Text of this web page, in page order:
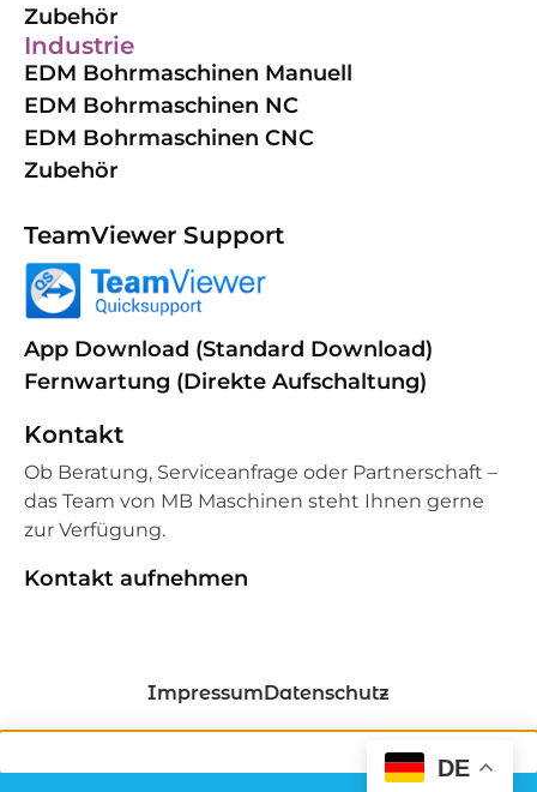
Zubehör
Industrie
EDM Bohrmaschinen Manuell
EDM Bohrmaschinen NC
EDM Bohrmaschinen CNC
Zubehör
TeamViewer Support
App Download (Standard Download)
Fernwartung (Direkte Aufschaltung)
Kontakt
Ob Beratung, Serviceanfrage oder Partnerschaft –
das Team von MB Maschinen steht Ihnen gerne
zur Verfügung.
Kontakt aufnehmen
ImpressumDatenschutz
DE